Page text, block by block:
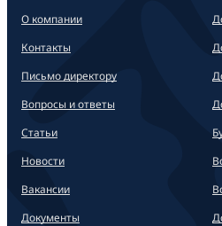
О компании
Контакты
Письмо директору
Вопросы и ответы
Статьи
Новости
Вакансии
Документы